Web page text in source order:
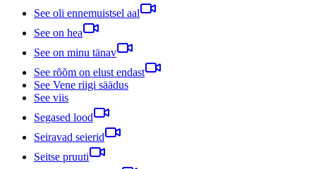
See oli ennemuistsel aal
See on hea
See on minu tänav
See rõõm on elust endast
See Vene riigi säädus
See viis
Segased lood
Seiravad seierid
Seitse pruuti